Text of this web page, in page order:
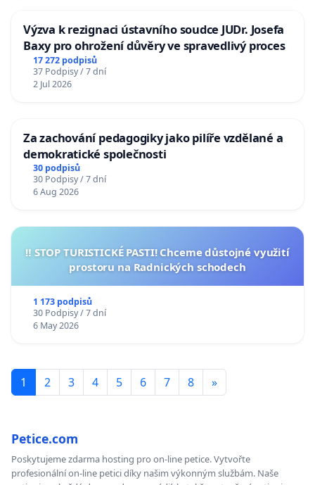
Výzva k rezignaci ústavního soudce JUDr. Josefa
Baxy pro ohrožení důvěry ve spravedlivý proces
17 272 podpisů
37 Podpisy / 7 dní
2 Jul 2026
Za zachování pedagogiky jako pilíře vzdělané a
demokratické společnosti
30 podpisů
30 Podpisy / 7 dní
6 Aug 2026
‼️ STOP TURISTICKÉ PASTI! Chceme důstojné využití
prostoru na Radnických schodech
1 173 podpisů
30 Podpisy / 7 dní
6 May 2026
1 2 3 4 5 6 7 8 »
Petice.com
Poskytujeme zdarma hosting pro on-line petice. Vytvořte
profesionální on-line petici díky našim výkonným službám. Naše